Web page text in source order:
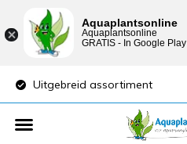
Uitgebreid assortiment
Aquaplantsonline
Aquaplantsonline
GRATIS - In Google Play